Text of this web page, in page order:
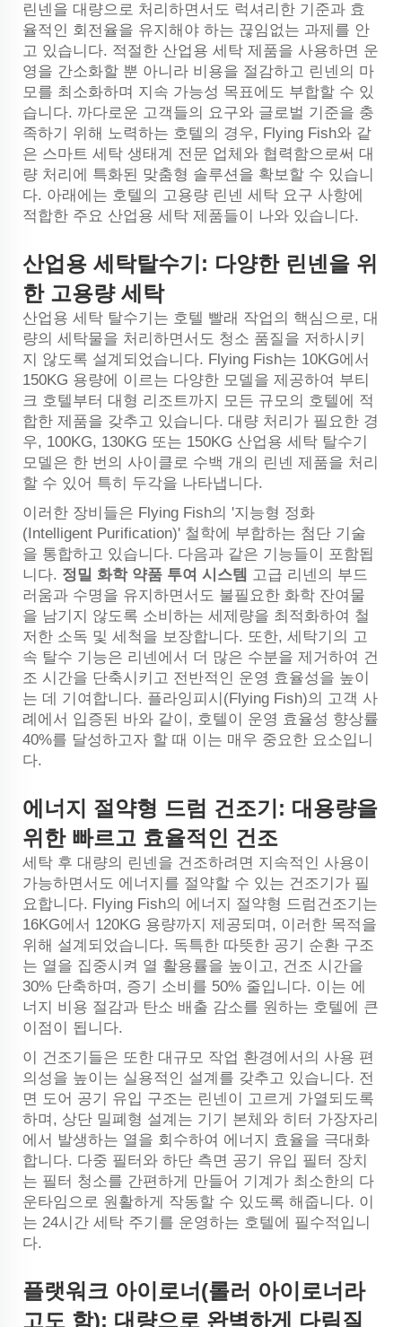
린넨을 대량으로 처리하면서도 럭셔리한 기준과 효
율적인 회전율을 유지해야 하는 끊임없는 과제를 안
고 있습니다. 적절한 산업용 세탁 제품을 사용하면 운
영을 간소화할 뿐 아니라 비용을 절감하고 린넨의 마
모를 최소화하며 지속 가능성 목표에도 부합할 수 있
습니다. 까다로운 고객들의 요구와 글로벌 기준을 충
족하기 위해 노력하는 호텔의 경우, Flying Fish와 같
은 스마트 세탁 생태계 전문 업체와 협력함으로써 대
량 처리에 특화된 맞춤형 솔루션을 확보할 수 있습니
다. 아래에는 호텔의 고용량 린넨 세탁 요구 사항에
적합한 주요 산업용 세탁 제품들이 나와 있습니다.
산업용 세탁탈수기: 다양한 린넨을 위
한 고용량 세탁
산업용 세탁 탈수기는 호텔 빨래 작업의 핵심으로, 대
량의 세탁물을 처리하면서도 청소 품질을 저하시키
지 않도록 설계되었습니다. Flying Fish는 10KG에서
150KG 용량에 이르는 다양한 모델을 제공하여 부티
크 호텔부터 대형 리조트까지 모든 규모의 호텔에 적
합한 제품을 갖추고 있습니다. 대량 처리가 필요한 경
우, 100KG, 130KG 또는 150KG 산업용 세탁 탈수기
모델은 한 번의 사이클로 수백 개의 린넨 제품을 처리
할 수 있어 특히 두각을 나타냅니다.
이러한 장비들은 Flying Fish의 '지능형 정화
(Intelligent Purification)' 철학에 부합하는 첨단 기술
을 통합하고 있습니다. 다음과 같은 기능들이 포함됩
니다. 정밀 화학 약품 투여 시스템 고급 리넨의 부드
러움과 수명을 유지하면서도 불필요한 화학 잔여물
을 남기지 않도록 소비하는 세제량을 최적화하여 철
저한 소독 및 세척을 보장합니다. 또한, 세탁기의 고
속 탈수 기능은 리넨에서 더 많은 수분을 제거하여 건
조 시간을 단축시키고 전반적인 운영 효율성을 높이
는 데 기여합니다. 플라잉피시(Flying Fish)의 고객 사
례에서 입증된 바와 같이, 호텔이 운영 효율성 향상률
40%를 달성하고자 할 때 이는 매우 중요한 요소입니
다.
에너지 절약형 드럼 건조기: 대용량을
위한 빠르고 효율적인 건조
세탁 후 대량의 린넨을 건조하려면 지속적인 사용이
가능하면서도 에너지를 절약할 수 있는 건조기가 필
요합니다. Flying Fish의 에너지 절약형 드럼건조기는
16KG에서 120KG 용량까지 제공되며, 이러한 목적을
위해 설계되었습니다. 독특한 따뜻한 공기 순환 구조
는 열을 집중시켜 열 활용률을 높이고, 건조 시간을
30% 단축하며, 증기 소비를 50% 줄입니다. 이는 에
너지 비용 절감과 탄소 배출 감소를 원하는 호텔에 큰
이점이 됩니다.
이 건조기들은 또한 대규모 작업 환경에서의 사용 편
의성을 높이는 실용적인 설계를 갖추고 있습니다. 전
면 도어 공기 유입 구조는 린넨이 고르게 가열되도록
하며, 상단 밀폐형 설계는 기기 본체와 히터 가장자리
에서 발생하는 열을 회수하여 에너지 효율을 극대화
합니다. 다중 필터와 하단 측면 공기 유입 필터 장치
는 필터 청소를 간편하게 만들어 기계가 최소한의 다
운타임으로 원활하게 작동할 수 있도록 해줍니다. 이
는 24시간 세탁 주기를 운영하는 호텔에 필수적입니
다.
플랫워크 아이로너(롤러 아이로너라
고도 함): 대량으로 완벽하게 다림질